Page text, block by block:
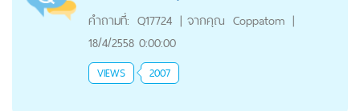
คำถามที่: Q17724 | จากคุณ Coppatom |
18/4/2558 0:00:00
VIEWS 2007